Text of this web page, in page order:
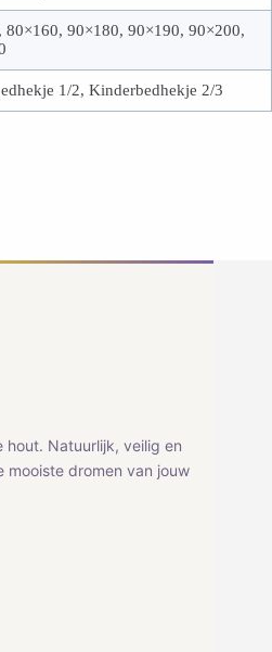
80×160, 90×180, 90×190, 90×200,
1/2, Kinderbedhekje 2/3
hout. Natuurlijk, veilig en
dromen van jouw